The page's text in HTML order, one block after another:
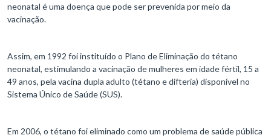
neonatal é uma doença que pode ser prevenida por meio da
vacinação.
Assim, em 1992 foi instituído o Plano de Eliminação do tétano
neonatal, estimulando a vacinação de mulheres em idade fértil, 15 a
49 anos, pela vacina dupla adulto (tétano e difteria) disponível no
Sistema Único de Saúde (SUS).
Em 2006, o tétano foi eliminado como um problema de saúde pública